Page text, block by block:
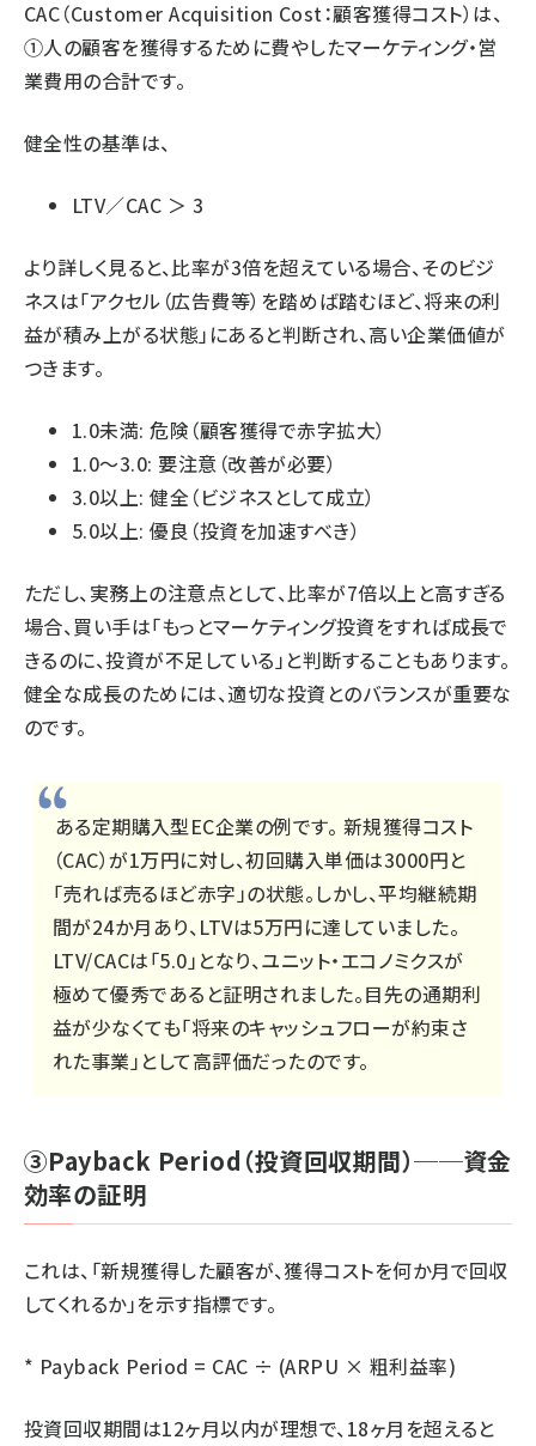
CAC（Customer Acquisition Cost：顧客獲得コスト）は、
①人の顧客を獲得するために費やしたマーケティング・営
業費用の合計です。
健全性の基準は、
LTV／CAC ＞ 3
より詳しく見ると、比率が3倍を超えている場合、そのビジ
ネスは「アクセル（広告費等）を踏めば踏むほど、将来の利
益が積み上がる状態」にあると判断され、高い企業価値が
つきます。
1.0未満: 危険（顧客獲得で赤字拡大）
1.0〜3.0: 要注意（改善が必要）
3.0以上: 健全（ビジネスとして成立）
5.0以上: 優良（投資を加速すべき）
ただし、実務上の注意点として、比率が7倍以上と高すぎる
場合、買い手は「もっとマーケティング投資をすれば成長で
きるのに、投資が不足している」と判断することもあります。
健全な成長のためには、適切な投資とのバランスが重要な
のです。
ある定期購入型EC企業の例です。 新規獲得コスト
（CAC）が1万円に対し、初回購入単価は3000円と
「売れば売るほど赤字」の状態。しかし、平均継続期
間が24か月あり、LTVは5万円に達していました。
LTV/CACは「5.0」となり、ユニット・エコノミクスが
極めて優秀であると証明されました。目先の通期利
益が少なくても「将来のキャッシュフローが約束さ
れた事業」として高評価だったのです。
③Payback Period（投資回収期間）──資金
効率の証明
これは、「新規獲得した顧客が、獲得コストを何か月で回収
してくれるか」を示す指標です。
* Payback Period = CAC ÷ (ARPU × 粗利益率)
投資回収期間は12ヶ月以内が理想で、18ヶ月を超えると